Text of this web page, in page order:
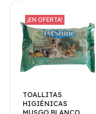
¡EN OFERTA!
TOALLITAS
HIGIÉNICAS